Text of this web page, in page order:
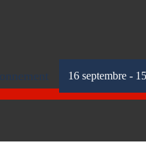
16 septembre -